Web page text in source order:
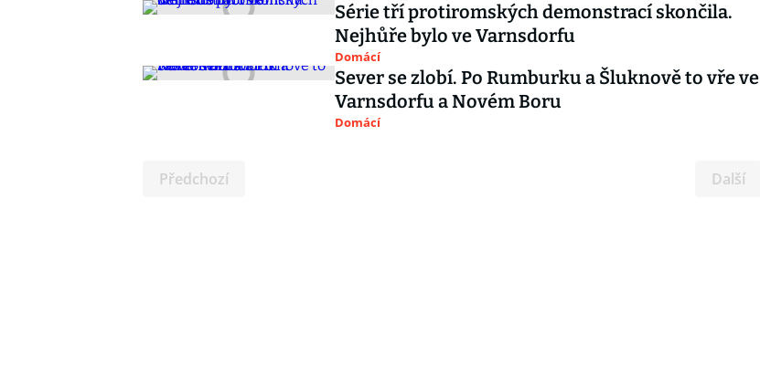
Série tří protiromských demonstrací skončila.
Nejhůře bylo ve Varnsdorfu
Domácí
Sever se zlobí. Po Rumburku a Šluknově to vře ve
Varnsdorfu a Novém Boru
Domácí
Předchozí Další